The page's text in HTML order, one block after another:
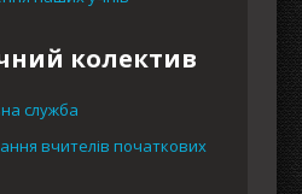
колектив
служба
вчителів початкових